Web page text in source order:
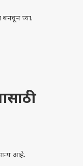
प्या.
आहे.